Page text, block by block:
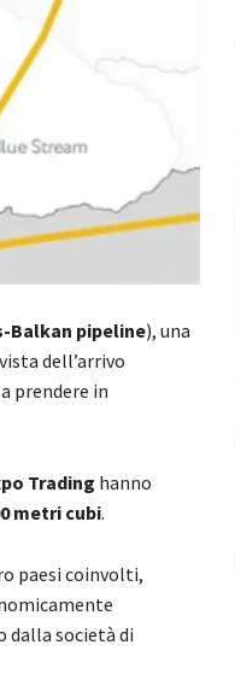
Balkan pipeline), una
dell’arrivo
prendere in
Trading hanno
metri cubi.
paesi coinvolti,
dalla società di